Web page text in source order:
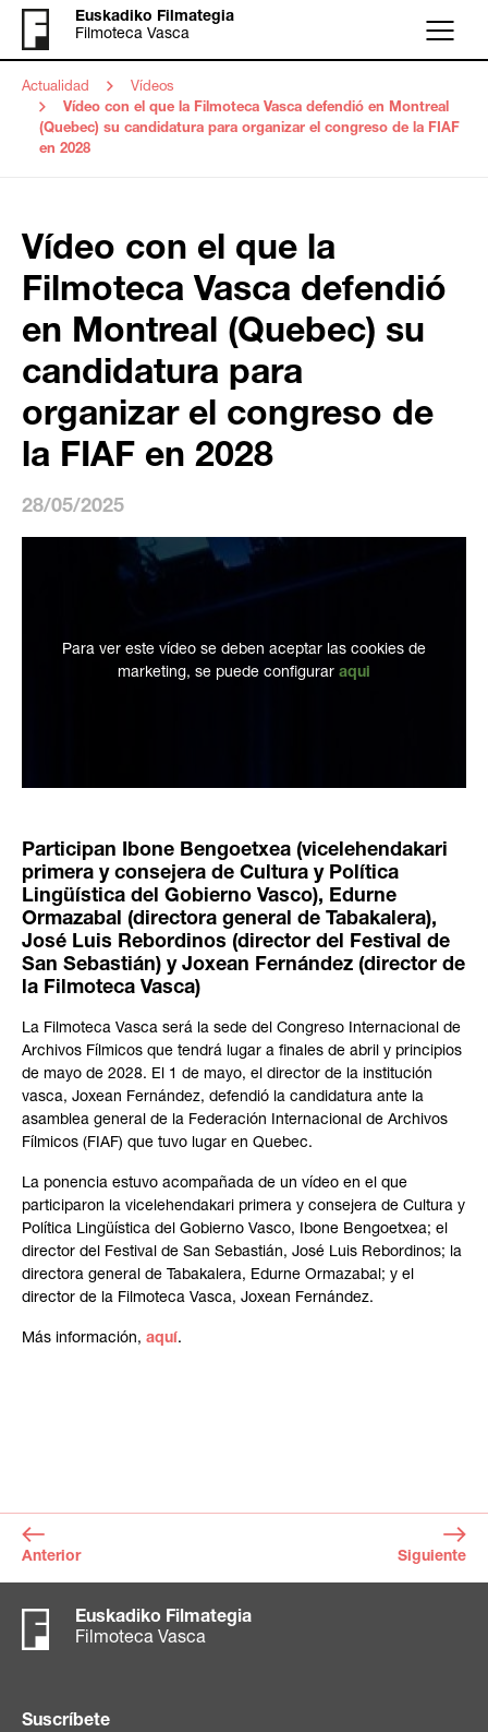
Euskadiko Filmategia
Filmoteca Vasca
Menú
Actualidad
Vídeos
Vídeo con el que la Filmoteca Vasca defendió en Montreal
(Quebec) su candidatura para organizar el congreso de la FIAF
en 2028
Vídeo con el que la
Filmoteca Vasca defendió
en Montreal (Quebec) su
candidatura para
organizar el congreso de
la FIAF en 2028
28/05/2025
Para ver este vídeo se deben aceptar las cookies de
marketing, se puede configurar aqui
Participan Ibone Bengoetxea (vicelehendakari
primera y consejera de Cultura y Política
Lingüística del Gobierno Vasco), Edurne
Ormazabal (directora general de Tabakalera),
José Luis Rebordinos (director del Festival de
San Sebastián) y Joxean Fernández (director de
la Filmoteca Vasca)
La Filmoteca Vasca será la sede del Congreso Internacional de
Archivos Fílmicos que tendrá lugar a finales de abril y principios
de mayo de 2028. El 1 de mayo, el director de la institución
vasca, Joxean Fernández, defendió la candidatura ante la
asamblea general de la Federación Internacional de Archivos
Fílmicos (FIAF) que tuvo lugar en Quebec.
La ponencia estuvo acompañada de un vídeo en el que
participaron la vicelehendakari primera y consejera de Cultura y
Política Lingüística del Gobierno Vasco, Ibone Bengoetxea; el
director del Festival de San Sebastián, José Luis Rebordinos; la
directora general de Tabakalera, Edurne Ormazabal; y el
director de la Filmoteca Vasca, Joxean Fernández.
Más información, aquí .
Anterior Siguiente
Euskadiko Filmategia
Filmoteca Vasca
Suscríbete